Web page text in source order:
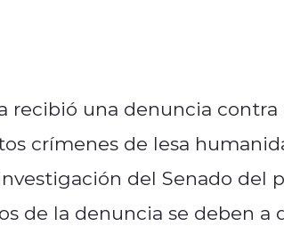
recibió una denuncia
crímenes de lesa
del Senado del
de la denuncia se deben a